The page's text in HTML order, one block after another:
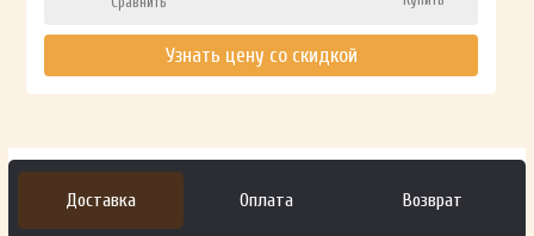
Узнать цену со скидкой
Доставка Оплата Возврат